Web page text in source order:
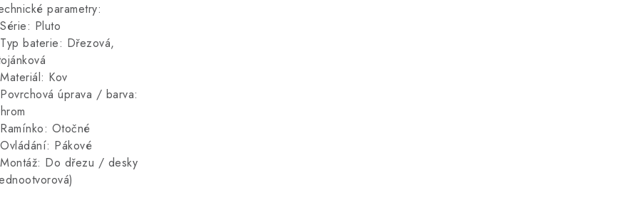
parametry:
Pluto
Typ baterie: Dřezová,
Kov
Povrchová úprava / barva:
Ramínko: Otočné
Ovládání: Pákové
Montáž: Do dřezu / desky